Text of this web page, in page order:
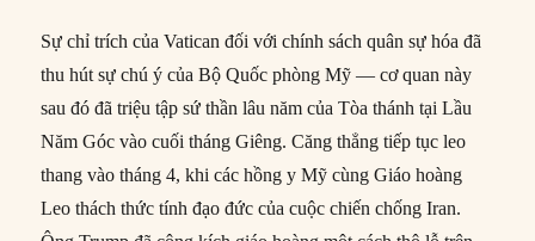
Sự chỉ trích của Vatican đối với chính sách quân sự hóa đã
thu hút sự chú ý của Bộ Quốc phòng Mỹ — cơ quan này
sau đó đã triệu tập sứ thần lâu năm của Tòa thánh tại Lầu
Năm Góc vào cuối tháng Giêng. Căng thẳng tiếp tục leo
thang vào tháng 4, khi các hồng y Mỹ cùng Giáo hoàng
Leo thách thức tính đạo đức của cuộc chiến chống Iran.